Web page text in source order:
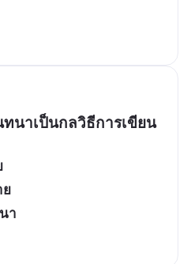
นาเป็นกลวิธีการเขียน
ย
า